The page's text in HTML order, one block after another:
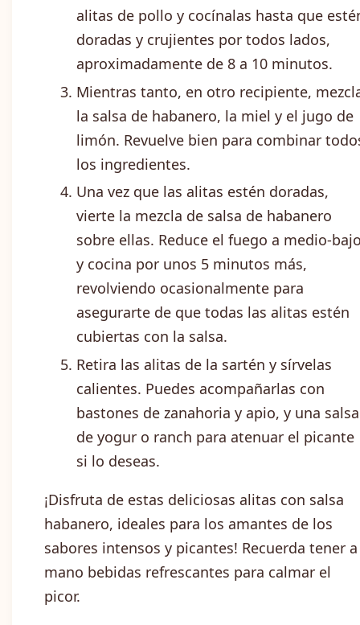
alitas de pollo y cocínalas hasta que
doradas y crujientes por todos lados,
aproximadamente de 8 a 10 minutos.
Mientras tanto, en otro recipiente,
la salsa de habanero, la miel y el jugo de
limón. Revuelve bien para combinar
los ingredientes.
Una vez que las alitas estén doradas,
vierte la mezcla de salsa de habanero
sobre ellas. Reduce el fuego a medio-
y cocina por unos 5 minutos más,
revolviendo ocasionalmente para
asegurarte de que todas las alitas estén
cubiertas con la salsa.
Retira las alitas de la sartén y sírvelas
calientes. Puedes acompañarlas con
bastones de zanahoria y apio, y una salsa
de yogur o ranch para atenuar el picante
si lo deseas.
¡Disfruta de estas deliciosas alitas con salsa
habanero, ideales para los amantes de los
sabores intensos y picantes! Recuerda tener a
mano bebidas refrescantes para calmar el
picor.